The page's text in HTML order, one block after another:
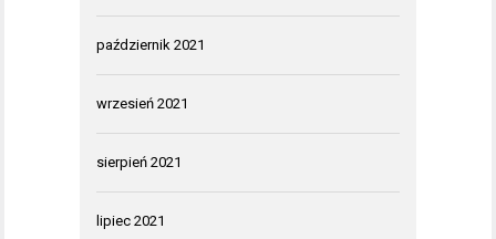
październik 2021
wrzesień 2021
sierpień 2021
lipiec 2021